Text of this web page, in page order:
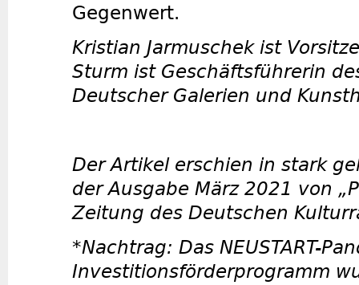
Gegenwert.
Kristian Jarmuschek ist
Sturm ist Geschäftsführerin
Deutscher Galerien und
Der Artikel erschien in stark
der Ausgabe März 2021 von
Zeitung des Deutschen
*Nachtrag: Das NEUSTART-
Investitionsförderprogramm